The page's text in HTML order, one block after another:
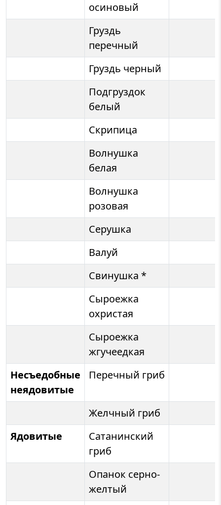
осиновый
Груздь
перечный
Груздь черный
Подгруздок
белый
Скрипица
Волнушка
белая
Волнушка
розовая
Серушка
Валуй
Свинушка *
Сыроежка
охристая
Сыроежка
жгучеедкая
Несъедобные
неядовитые
Перечный гриб
Желчный гриб
Ядовитые
Сатанинский
гриб
Опанок серно-
желтый